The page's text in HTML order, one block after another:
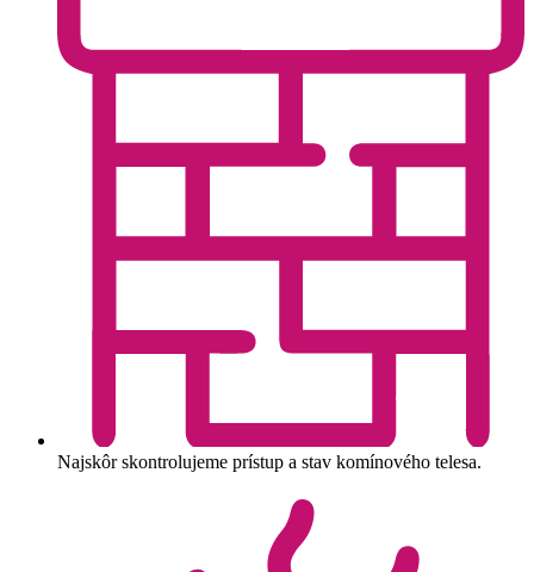
Najskôr skontrolujeme prístup a stav komínového telesa.